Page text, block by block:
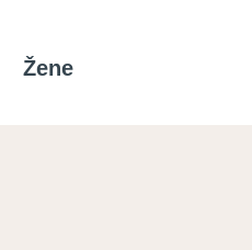
Žene